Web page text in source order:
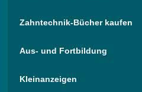
Zahntechnik-Bücher kaufen
Aus- und Fortbildung
Kleinanzeigen